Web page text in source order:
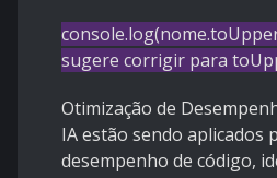
console.log(nome.
sugere corrigir para
Otimização de
IA estão sendo aplicados
desempenho de código,